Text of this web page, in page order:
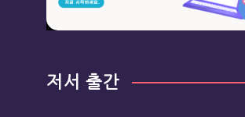
저서 출간